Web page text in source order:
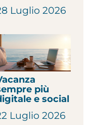
Luglio 2026
più
e social
Luglio 2026